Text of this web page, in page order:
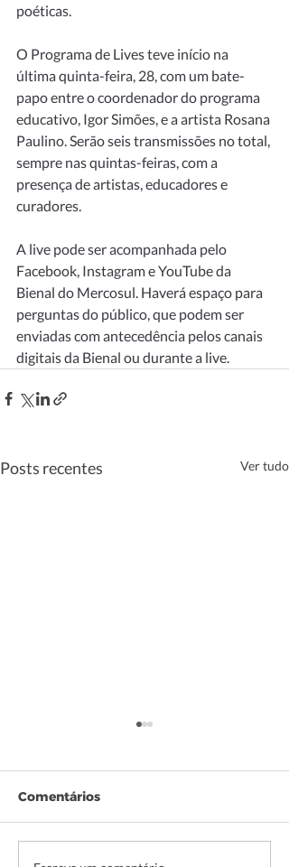
poéticas.
O Programa de Lives teve início na
última quinta-feira, 28, com um bate-
papo entre o coordenador do programa
educativo, Igor Simões, e a artista Rosana
Paulino. Serão seis transmissões no total,
sempre nas quintas-feiras, com a
presença de artistas, educadores e
curadores.
A live pode ser acompanhada pelo
Facebook, Instagram e YouTube da
Bienal do Mercosul. Haverá espaço para
perguntas do público, que podem ser
enviadas com antecedência pelos canais
digitais da Bienal ou durante a live.
Posts recentes Ver tudo
Comentários